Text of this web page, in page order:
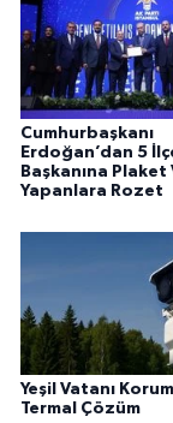
Cumhurbaşkanı
Erdoğan’dan 5
Başkanına Plaket
Yapanlara Rozet
Yeşil Vatanı
Termal Çözüm